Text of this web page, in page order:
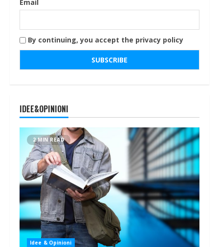
Email
By continuing, you accept the privacy policy
IDEE&OPINIONI
2 MIN READ
Idee & Opinioni